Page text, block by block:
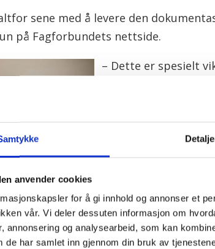
anvender cookies
for å gi innhold og annonser et
vår. Vi deler dessuten informasjon om
annonsering og analysearbeid, som kan
de har samlet inn gjennom din bruk av
sene med å levere den
på Fagforbundets nettside.
Sommel
står
– Dette er spesielt
arbeidsgiver
NHO: Brudd på
ytelser, fullt ut
tariffavtaler mellom
forskuttering av